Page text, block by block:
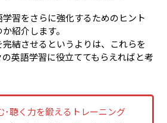
習をさらに強化するためのヒント
紹介します。
結させるというよりは、これらを
英語学習に役立ててもらえればと考
･聴く力を鍛えるトレーニング